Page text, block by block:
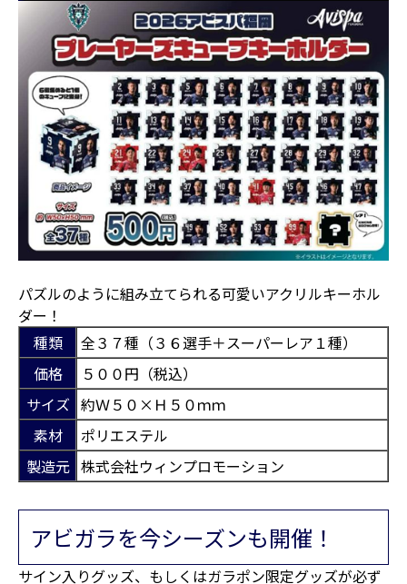
パズルのように組み立てられる可愛いアクリルキーホル
ダー！
種類
全３７種（３６選手＋スーパーレア１種）
価格
５００円（税込）
サイズ 約Ｗ５０×Ｈ５０ｍｍ
素材
ポリエステル
製造元 株式会社ウィンプロモーション
アビガラを今シーズンも開催！
サイン入りグッズ、もしくはガラポン限定グッズが必ず